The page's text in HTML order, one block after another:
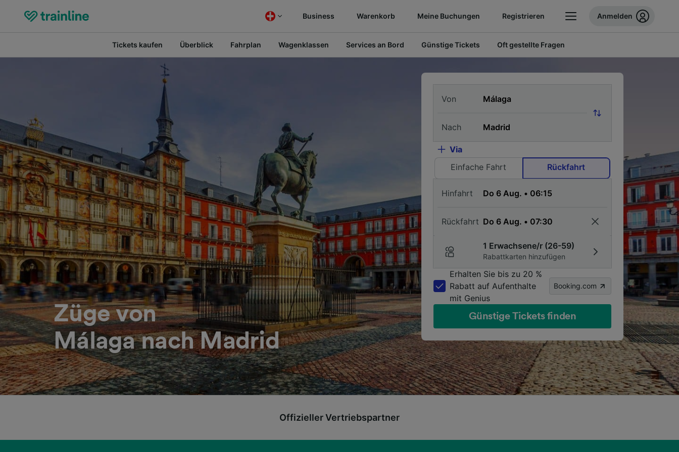
Business Warenkorb Meine Buchungen Registrieren Anmelden
Tickets kaufen Überblick Fahrplan Wagenklassen Services an Bord Günstige Tickets Oft gestellte Fragen
Züge von
Málaga nach Madrid
Von
Nach
Via
Einfache Fahrt
Rückfahrt
Hinfahrt
Rückfahrt
1 Erwachsene/r (26-59)
Rabattkarten hinzufügen
Erhalten Sie bis zu 20 %
Rabatt auf Aufenthalte
mit Genius
Booking.com
Günstige Tickets finden
Offizieller Vertriebspartner